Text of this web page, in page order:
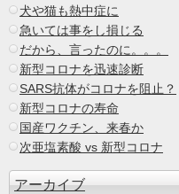
犬や猫も熱中症に
急いては事をし損じる
だから、言ったのに。。。
新型コロナを迅速診断
SARS抗体がコロナを阻止？
新型コロナの寿命
国産ワクチン、来春か
次亜塩素酸 vs 新型コロナ
アーカイブ